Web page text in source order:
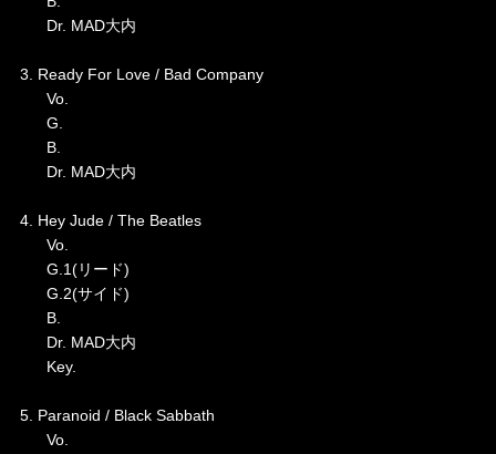
Dr. MAD大内
3. Ready For Love / Bad Company
Vo.
G.
B.
Dr. MAD大内
4. Hey Jude / The Beatles
Vo.
G.1(リード)
G.2(サイド)
B.
Dr. MAD大内
Key.
5. Paranoid / Black Sabbath
Vo.